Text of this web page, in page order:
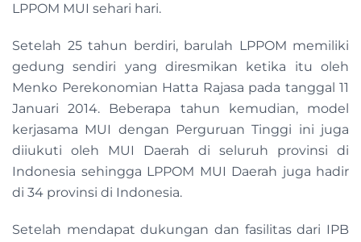
LPPOM MUI sehari hari.
Setelah 25 tahun berdiri, barulah LPPOM memiliki
gedung sendiri yang diresmikan ketika itu oleh
Menko Perekonomian Hatta Rajasa pada tanggal 11
Januari 2014. Beberapa tahun kemudian, model
kerjasama MUI dengan Perguruan Tinggi ini juga
diiukuti oleh MUI Daerah di seluruh provinsi di
Indonesia sehingga LPPOM MUI Daerah juga hadir
di 34 provinsi di Indonesia.
Setelah mendapat dukungan dan fasilitas dari IPB